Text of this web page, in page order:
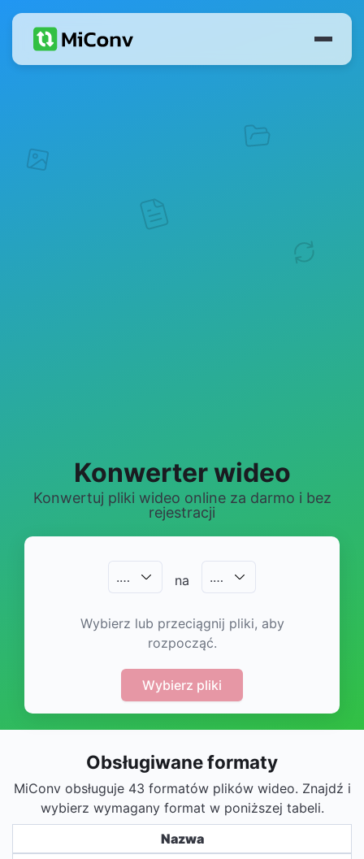
Konwerter wideo
Konwertuj pliki wideo online za darmo i bez
rejestracji
.… na .…
Wybierz lub przeciągnij pliki, aby
rozpocząć.
Wybierz pliki
Obsługiwane formaty
MiConv obsługuje 43 formatów plików wideo. Znajdź i
wybierz wymagany format w poniższej tabeli.
Nazwa